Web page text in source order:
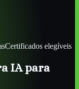
Certificados elegíveis
IA para